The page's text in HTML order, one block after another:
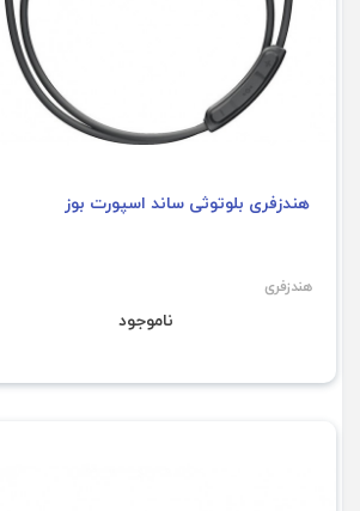
هندزفری بلوتوثی ساند اسپورت بوز
هندزفری
ناموجود